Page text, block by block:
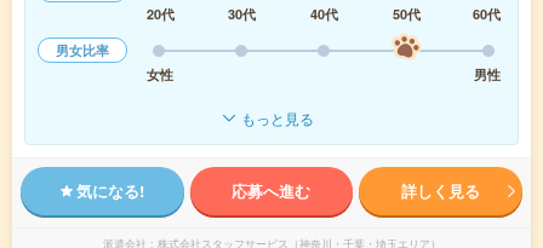
20代
30代 40代 50代
60代
男女比率
女性
男性
もっと見る
気になる! 応募へ進む 詳しく見る
派遣会社 株式会社スタッフサービス（神奈川・千葉・埼玉エリア）